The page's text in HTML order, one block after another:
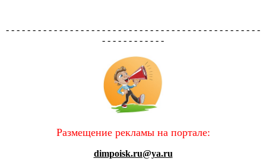
- - - - - - - - - - - - - - - - - - - - - - - - - - - - - - - - - - - - - - - - - - - - - - - -
- - - - - - - - - - - -
Размещение рекламы на портале:
dimpoisk.ru@ya.ru